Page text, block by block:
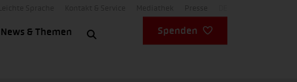
News & Themen Spenden